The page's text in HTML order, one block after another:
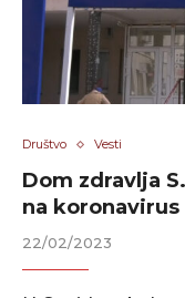
Društvo Vesti
Dom zdravlja
na koronavirus
22/02/2023